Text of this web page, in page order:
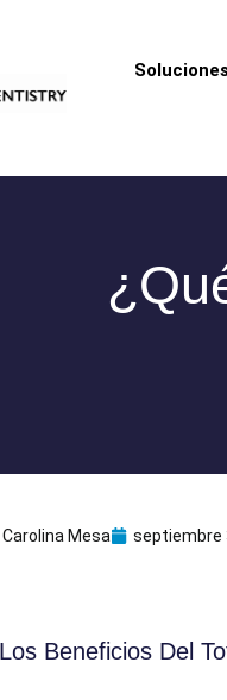
Carolina Mesa septiembre
Beneficios Del